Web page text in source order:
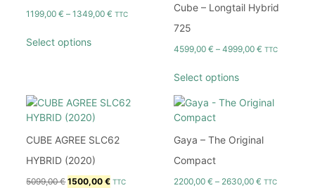
1199,00€ – 1349,00€ TTC
Select options
Cube – Longtail Hybrid
725
4599,00€ – 4999,00€ TTC
Select options
CUBE AGREE SLC62
HYBRID (2020)
5099,00€ 1500,00€ TTC
Gaya – The Original
Compact
2200,00€ – 2630,00€ TTC